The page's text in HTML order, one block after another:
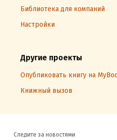
Библиотека для компаний
Настройки
Другие проекты
Опубликовать книгу на
Книжный вызов
Следите за новостями